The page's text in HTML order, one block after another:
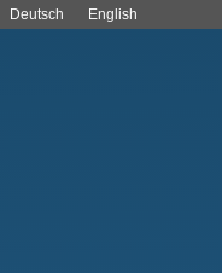
Deutsch English